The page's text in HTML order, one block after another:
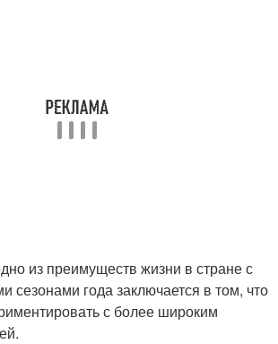
из преимуществ жизни в стране с
сезонами года заключается в том, что
с более широким